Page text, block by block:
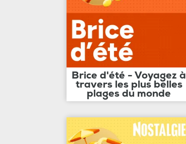
Brice d'été - Voyagez à
travers les plus belles
plages du monde